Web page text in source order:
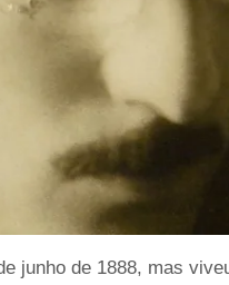
junho de 1888, mas